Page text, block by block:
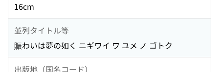
16cm
並列タイトル等
賑わいは夢の如く ニギワイ ワ ユメ ノ ゴトク
出版地（国名コード）